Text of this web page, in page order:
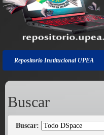
Repositorio Institucional UPEA
Buscar
Buscar: